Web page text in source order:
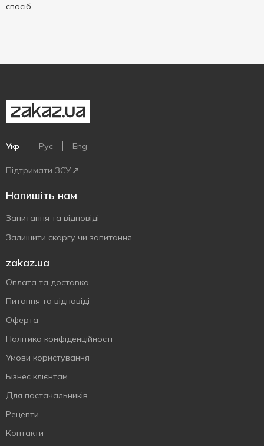
спосіб.
Укр Рус Eng
Підтримати ЗСУ
Напишіть нам
Запитання та відповіді
Залишити скаргу чи запитання
zakaz.ua
Оплата та доставка
Питання та відповіді
Оферта
Політика конфіденційності
Умови користування
Бізнес клієнтам
Для постачальників
Рецепти
Контакти